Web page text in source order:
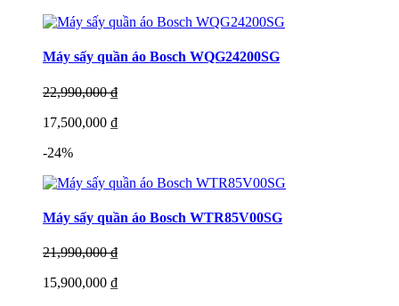
Máy sấy quần áo Bosch WQG24200SG
22,990,000 ₫
17,500,000 ₫
-24%
Máy sấy quần áo Bosch WTR85V00SG
21,990,000 ₫
15,900,000 ₫